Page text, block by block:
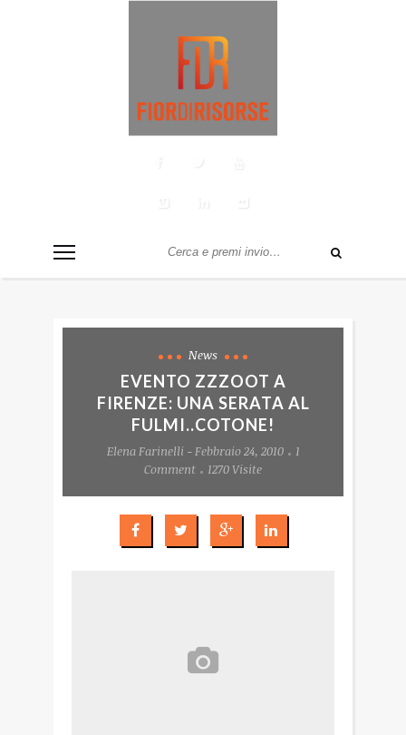
News
EVENTO ZZZOOT A
FIRENZE: UNA SERATA AL
FULMI..COTONE!
Elena Farinelli - Febbraio 24, 2010
1
Comment
1270 Visite